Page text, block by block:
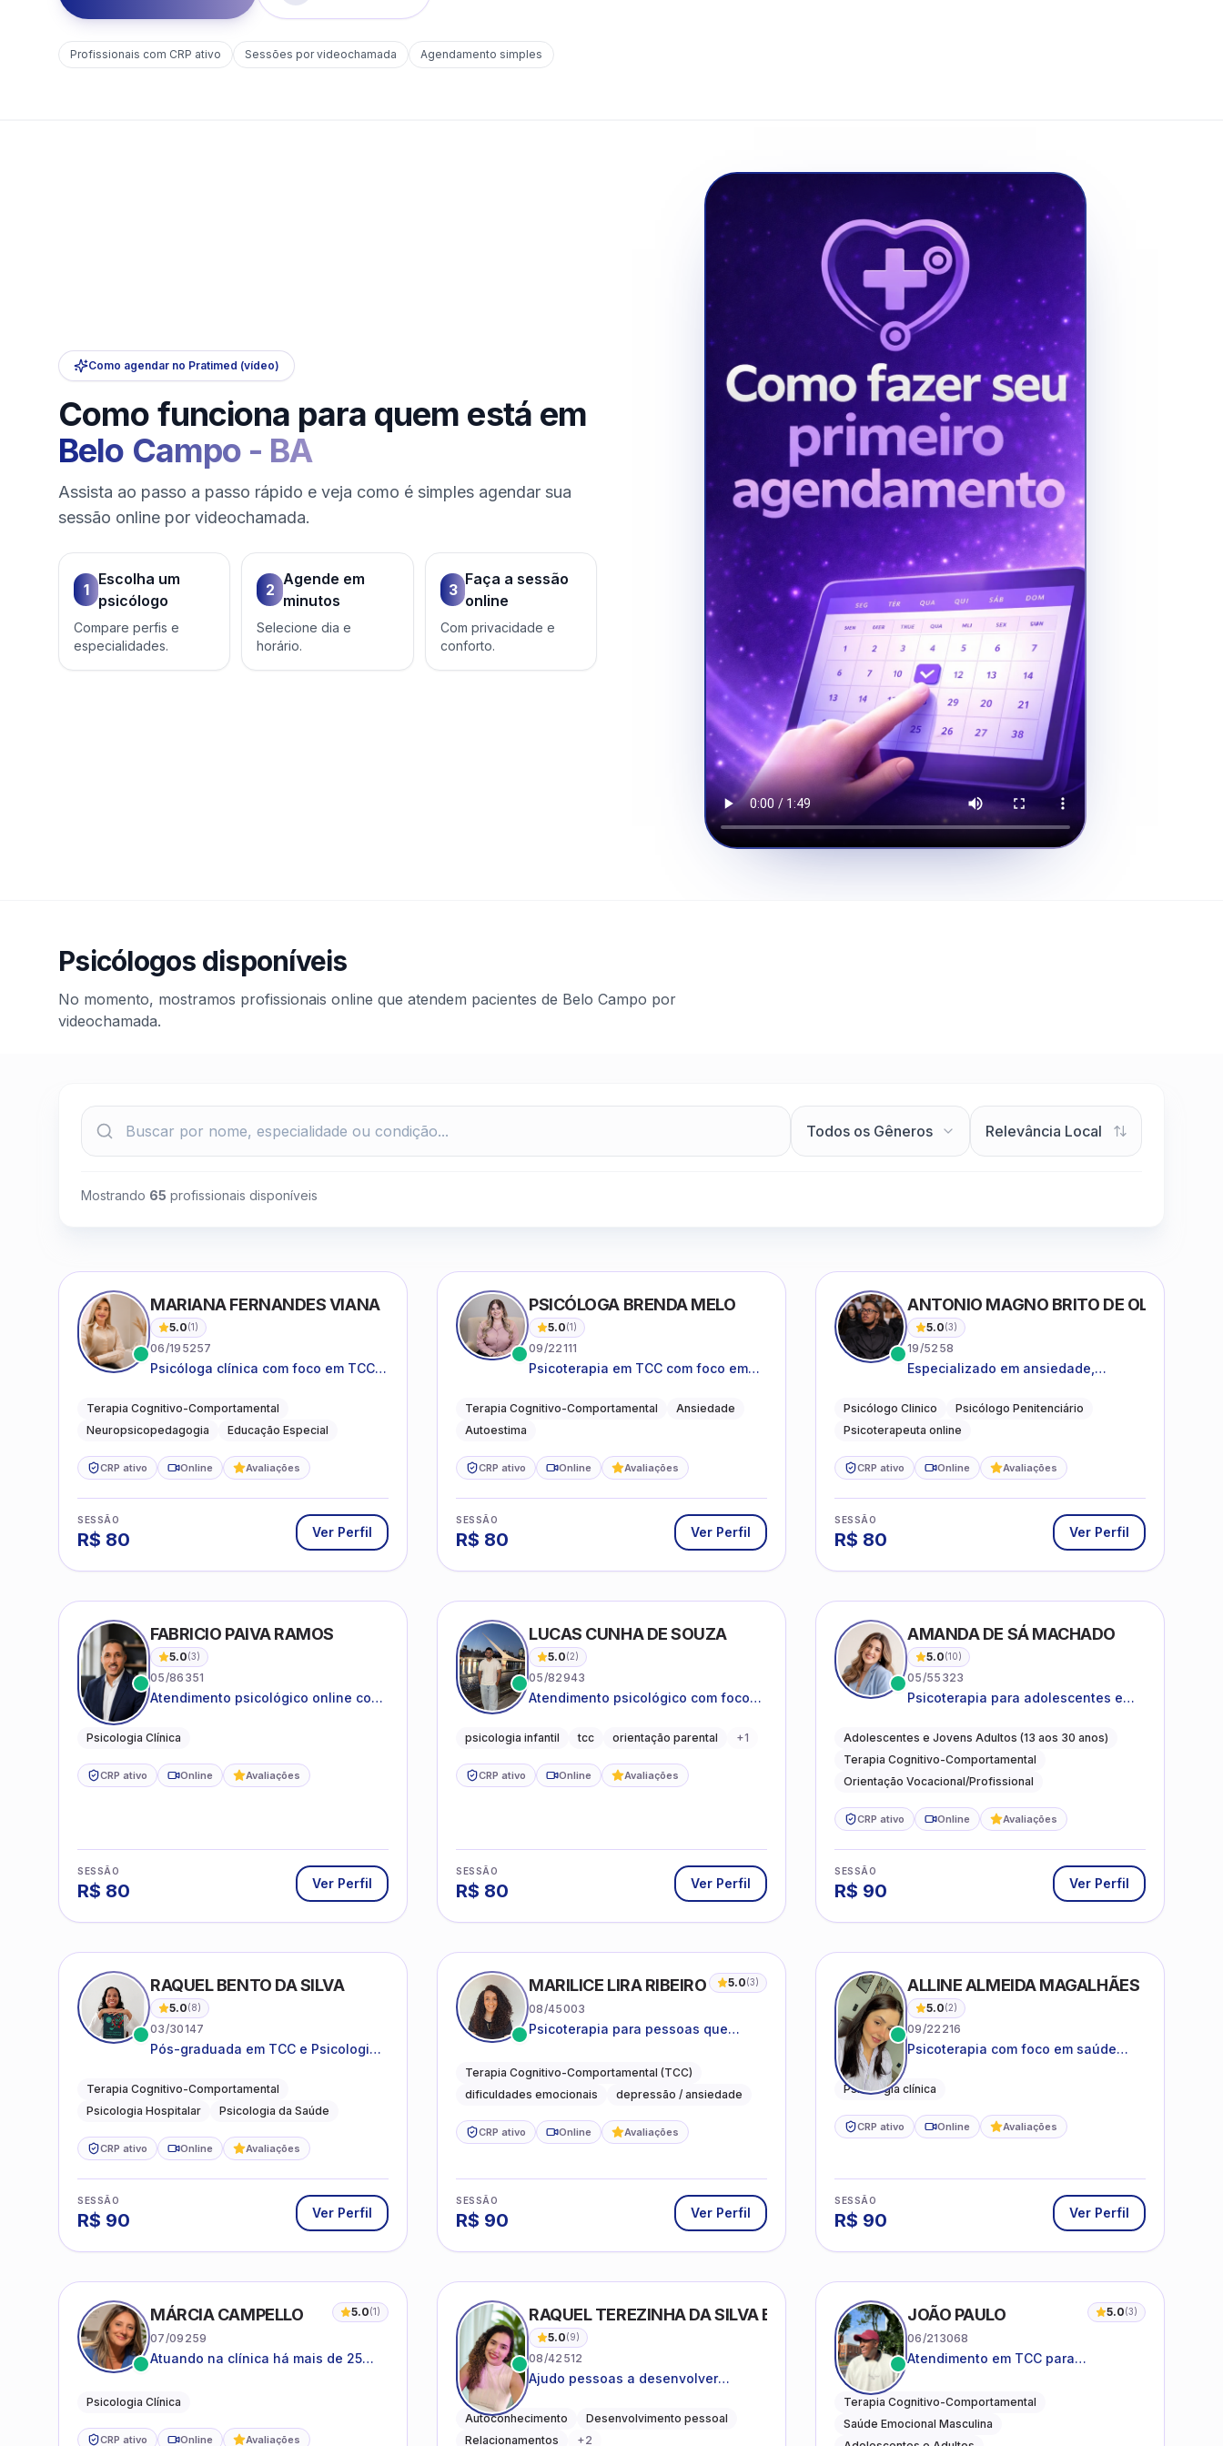
Profissionais com CRP ativo Sessões por videochamada Agendamento simples
Como agendar no Pratimed (vídeo)
Como funciona para quem está em
Belo Campo - BA
Assista ao passo a passo rápido e veja como é simples agendar sua
sessão online por videochamada.
1
Escolha um
psicólogo
Compare perfis e
especialidades.
2
Agende em
minutos
Selecione dia e
horário.
3
Faça a sessão
online
Com privacidade e
conforto.
Psicólogos disponíveis
No momento, mostramos profissionais online que atendem pacientes de Belo Campo por
videochamada.
Mostrando 65 profissionais disponíveis
MARIANA FERNANDES VIANA
5.0(1)
06/195257
Psicóloga clínica com foco em TCC,
acompanhamento do
neurodesenvolvimento.
Terapia Cognitivo-Comportamental
Neuropsicopedagogia
Educação Especial
CRP ativo Online Avaliações
SESSÃO
R$ 80 Ver Perfil
PSICÓLOGA BRENDA MELO
5.0(1)
09/22111
Psicoterapia em TCC com foco em
práticas para o cotidiano
Terapia Cognitivo-Comportamental
Ansiedade
Autoestima
CRP ativo Online Avaliações
SESSÃO
R$ 80 Ver Perfil
ANTONIO MAGNO BRITO DE OLIVEIRA
5.0(3)
19/5258
Especializado em ansiedade,
conflitos familiares e questões
comportamentais.
Psicólogo Clinico
Psicólogo Penitenciário
Psicoterapeuta online
CRP ativo Online Avaliações
SESSÃO
R$ 80 Ver Perfil
FABRICIO PAIVA RAMOS
5.0(3)
05/86351
Atendimento psicológico online com
Psicologia Clínica
CRP ativo Online Avaliações
SESSÃO
R$ 80 Ver Perfil
LUCAS CUNHA DE SOUZA
5.0(2)
05/82943
Atendimento psicológico com foco
Comportamental (TCC), promovendo
vida.
psicologia infantil tcc orientação parental +1
CRP ativo Online Avaliações
SESSÃO
R$ 80 Ver Perfil
AMANDA DE SÁ MACHADO
5.0(10)
05/55323
Psicoterapia para adolescentes e
ansiedade, autoestima, relações e
orientação profissional
Adolescentes e Jovens Adultos (13 aos 30 anos)
Terapia Cognitivo-Comportamental
Orientação Vocacional/Profissional
CRP ativo Online Avaliações
SESSÃO
R$ 90 Ver Perfil
RAQUEL BENTO DA SILVA
5.0(8)
03/30147
Pós-graduada em TCC e Psicologia
Terapia Cognitivo-Comportamental
Psicologia Hospitalar
Psicologia da Saúde
CRP ativo Online Avaliações
SESSÃO
R$ 90 Ver Perfil
MARILICE LIRA RIBEIRO 5.0(3)
08/45003
Psicoterapia para pessoas que
lidar com as dificuldades do dia a
dia
Terapia Cognitivo-Comportamental (TCC)
dificuldades emocionais
depressão / ansiedade
CRP ativo Online Avaliações
SESSÃO
R$ 90 Ver Perfil
ALLINE ALMEIDA MAGALHÃES
5.0(2)
09/22216
Psicoterapia com foco em saúde
autoestima para adolescentes e
Psicologia clínica
CRP ativo Online Avaliações
SESSÃO
R$ 90 Ver Perfil
MÁRCIA CAMPELLO 5.0(1)
07/09259
Atuando na clínica há mais de 25
suas estruturas, com experiência em
Psicologia Clínica
CRP ativo Online Avaliações
RAQUEL TEREZINHA DA SILVA BIONDI
5.0(9)
08/42512
Ajudo pessoas a desenvolver
saudáveis
Autoconhecimento
Desenvolvimento pessoal
Relacionamentos
+2
JOÃO PAULO 5.0(3)
06/213068
Atendimento em TCC para
desenvolvimento de autonomia
emocional
Terapia Cognitivo-Comportamental
Saúde Emocional Masculina